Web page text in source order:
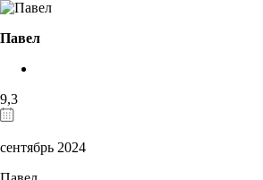
Павел
9,3
сентябрь 2024